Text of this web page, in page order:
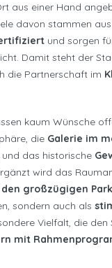
aus einer Hand
davon stammen
und sorgen
Damit steht der
die Partnerschaft im
kaum Wünsche
die Galerie im
das historische
wird das
großzügigen Park
sondern auch als
Vielfalt, die
mit